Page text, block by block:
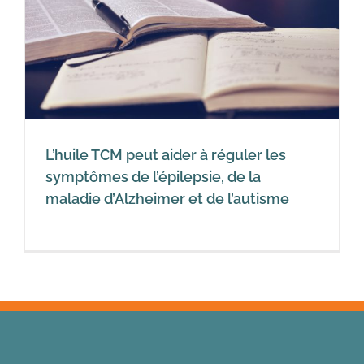
L’huile TCM peut aider à réguler les
symptômes de l’épilepsie, de la
maladie d’Alzheimer et de l’autisme